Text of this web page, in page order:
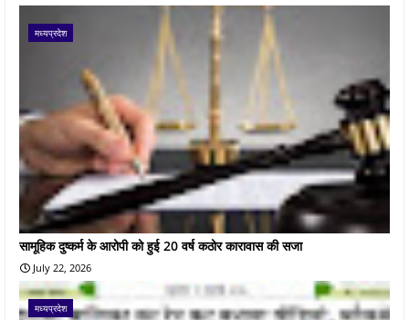
मध्यप्रदेश
सामूहिक दुष्कर्म के आरोपी को हुई 20 वर्ष कठोर कारावास की सजा
July 22, 2026
मध्यप्रदेश